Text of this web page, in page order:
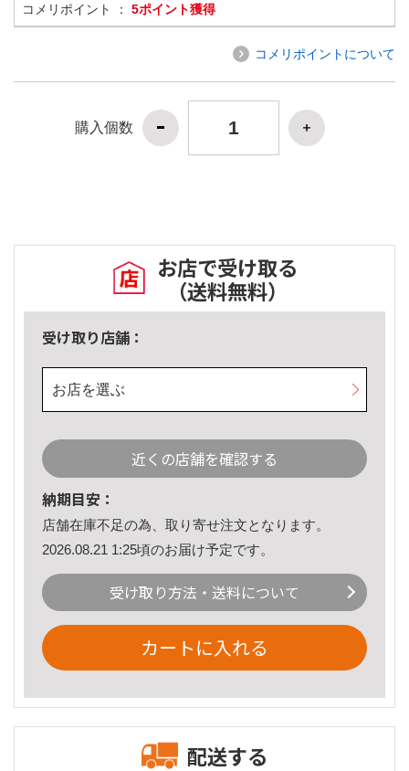
コメリポイント ： 5ポイント獲得
コメリポイントについて
購入個数
お店で受け取る
（送料無料）
受け取り店舗：
お店を選ぶ
近くの店舗を確認する
納期目安：
店舗在庫不足の為、取り寄せ注文となります。
2026.08.21 1:25頃のお届け予定です。
受け取り方法・送料について
カートに入れる
配送する